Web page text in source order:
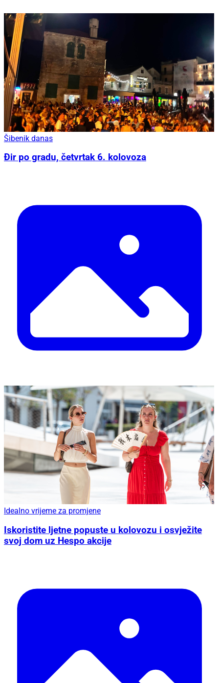
Šibenik danas
Đir po gradu, četvrtak 6. kolovoza
Idealno vrijeme za promjene
Iskoristite ljetne popuste u kolovozu i osvježite
svoj dom uz Hespo akcije